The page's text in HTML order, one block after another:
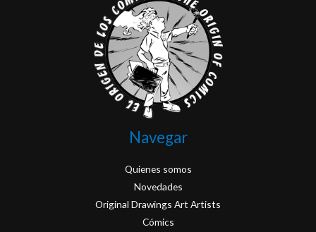
Navegar
Quienes somos
Novedades
Original Drawings Art Artists
Cómics